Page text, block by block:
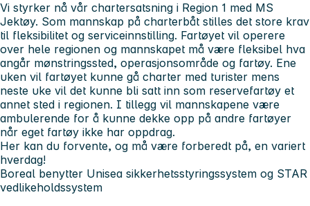
Vi styrker nå vår chartersatsning i Region 1 med MS
Jektøy. Som mannskap på charterbåt stilles det store krav
til fleksibilitet og serviceinnstilling. Fartøyet vil operere
over hele regionen og mannskapet må være fleksibel hva
angår mønstringssted, operasjonsområde og fartøy. Ene
uken vil fartøyet kunne gå charter med turister mens
neste uke vil det kunne bli satt inn som reservefartøy et
annet sted i regionen. I tillegg vil mannskapene være
ambulerende for å kunne dekke opp på andre fartøyer
når eget fartøy ikke har oppdrag.
Her kan du forvente, og må være forberedt på, en variert
hverdag!
Boreal benytter Unisea sikkerhetsstyringssystem og STAR
vedlikeholdssystem